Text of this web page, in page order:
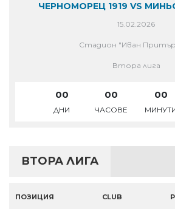
ЧЕРНОМОРЕЦ 1919 VS
15.02.2026
Стадион "Иван
Втора лига
00
ДНИ
00
ЧАСОВЕ
00
ВТОРА ЛИГА
ПОЗИЦИЯ CLUB P